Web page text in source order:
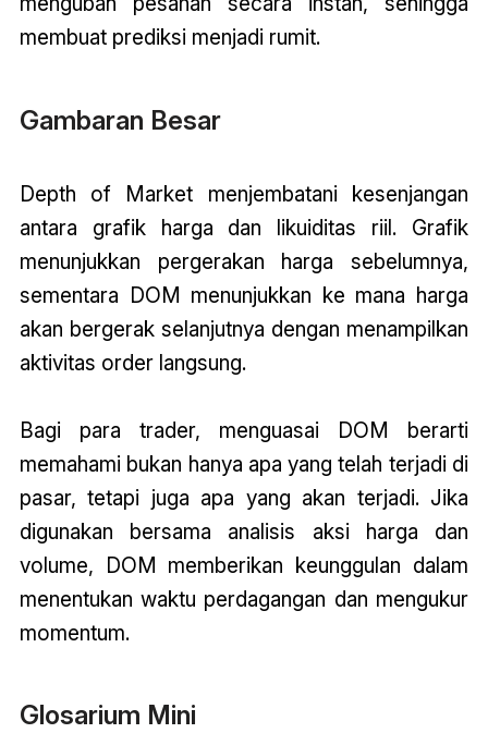
membuat prediksi menjadi rumit.
Gambaran Besar
Depth of Market menjembatani kesenjangan
antara grafik harga dan likuiditas riil. Grafik
menunjukkan pergerakan harga sebelumnya,
sementara DOM menunjukkan ke mana harga
akan bergerak selanjutnya dengan menampilkan
aktivitas order langsung.
Bagi para trader, menguasai DOM berarti
memahami bukan hanya apa yang telah terjadi di
pasar, tetapi juga apa yang akan terjadi. Jika
digunakan bersama analisis aksi harga dan
volume, DOM memberikan keunggulan dalam
menentukan waktu perdagangan dan mengukur
momentum.
Glosarium Mini